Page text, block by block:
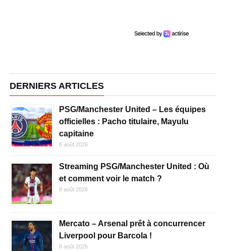
DERNIERS ARTICLES
PSG/Manchester United – Les équipes
officielles : Pacho titulaire, Mayulu
capitaine
8 août 2026
Streaming PSG/Manchester United : Où
et comment voir le match ?
8 août 2026
Mercato – Arsenal prêt à concurrencer
Liverpool pour Barcola !
8 août 2026